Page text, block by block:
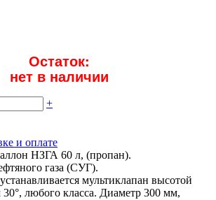
Остаток:
нет в наличии
+
и оплате
НЗГА 60 л, (пропан).
газа (СУГ).
мультиклапан высотой
любого класса. Диаметр 300 мм,